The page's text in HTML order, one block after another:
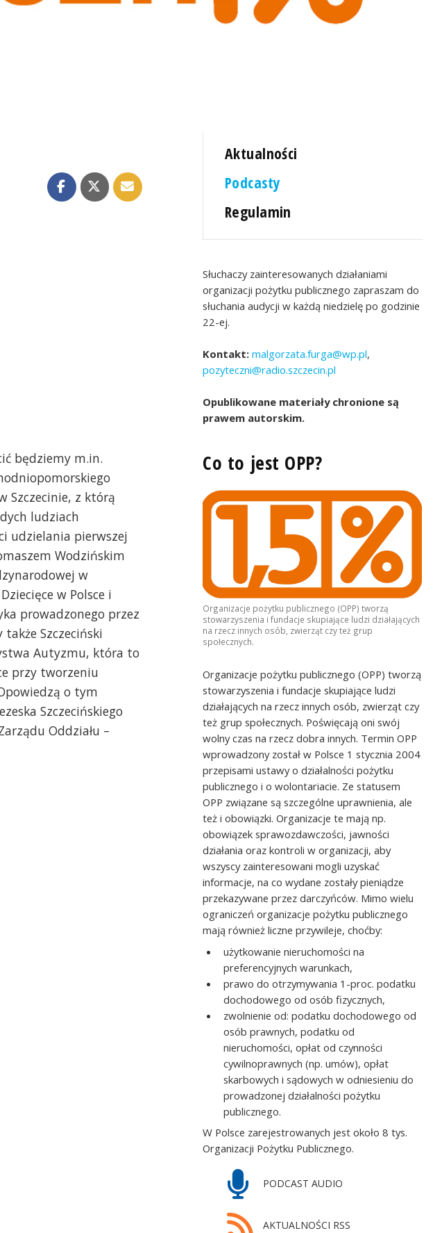
Ekipa Pomocy Potrzebującym w KTA w
Szczecinie
Pomogli w remoncie mieszkania
dla KTA w Szczecinie
będziemy m.in.
Szczecinie, z którą
ludziach
udzielania pierwszej
Wodzińskim
w
w Polsce i
prowadzonego przez
Szczeciński
Autyzmu, która to
przy tworzeniu
o tym
Szczecińskiego
Oddziału –
Aktualności
Podcasty
Regulamin
Słuchaczy zainteresowanych działaniami
organizacji pożytku publicznego zapraszam do
słuchania audycji w każdą niedzielę po godzinie
22-ej.
Kontakt: malgorzata.furga@wp.pl,
pozyteczni@radio.szczecin.pl
Opublikowane materiały chronione są
prawem autorskim.
Co to jest OPP?
Organizacje pożytku publicznego (OPP) tworzą
stowarzyszenia i fundacje skupiające ludzi działających
na rzecz innych osób, zwierząt czy też grup
społecznych.
Organizacje pożytku publicznego (OPP) tworzą
stowarzyszenia i fundacje skupiające ludzi
działających na rzecz innych osób, zwierząt czy
też grup społecznych. Poświęcają oni swój
wolny czas na rzecz dobra innych. Termin OPP
wprowadzony został w Polsce 1 stycznia 2004
przepisami ustawy o działalności pożytku
publicznego i o wolontariacie. Ze statusem
OPP związane są szczególne uprawnienia, ale
też i obowiązki. Organizacje te mają np.
obowiązek sprawozdawczości, jawności
działania oraz kontroli w organizacji, aby
wszyscy zainteresowani mogli uzyskać
informacje, na co wydane zostały pieniądze
przekazywane przez darczyńców. Mimo wielu
ograniczeń organizacje pożytku publicznego
mają również liczne przywileje, choćby:
użytkowanie nieruchomości na
preferencyjnych warunkach,
prawo do otrzymywania 1-proc. podatku
dochodowego od osób fizycznych,
zwolnienie od: podatku dochodowego od
osób prawnych, podatku od
nieruchomości, opłat od czynności
cywilnoprawnych (np. umów), opłat
skarbowych i sądowych w odniesieniu do
prowadzonej działalności pożytku
publicznego.
W Polsce zarejestrowanych jest około 8 tys.
Organizacji Pożytku Publicznego.
PODCAST AUDIO
AKTUALNOŚCI RSS